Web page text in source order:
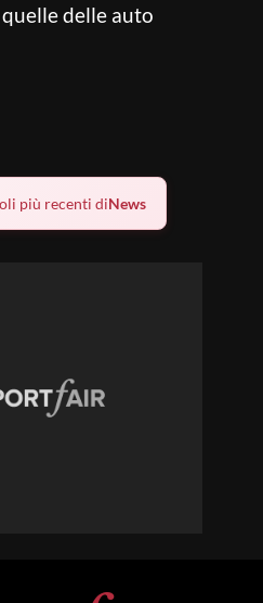
delle auto
più recenti diNews